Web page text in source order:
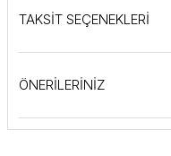
TAKSİT SEÇENEKLERİ
ÖNERİLERİNİZ